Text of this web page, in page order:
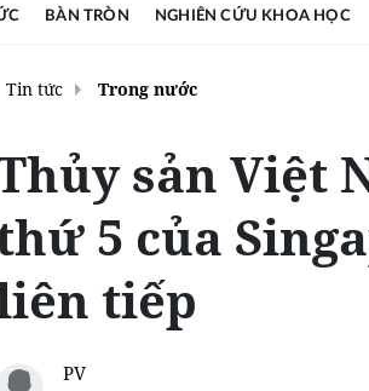
BÀN TRÒN NGHIÊN CỨU KHOA HỌC
Tin tức Trong nước
sản Việt
5 của
tiếp
PV